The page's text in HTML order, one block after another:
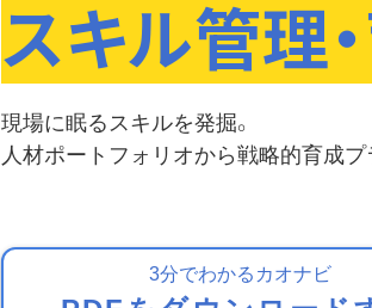
スキル管理
現場に眠るスキルを発掘。
⼈材ポートフォリオから戦略的育成プ
3分でわかるカオナビ